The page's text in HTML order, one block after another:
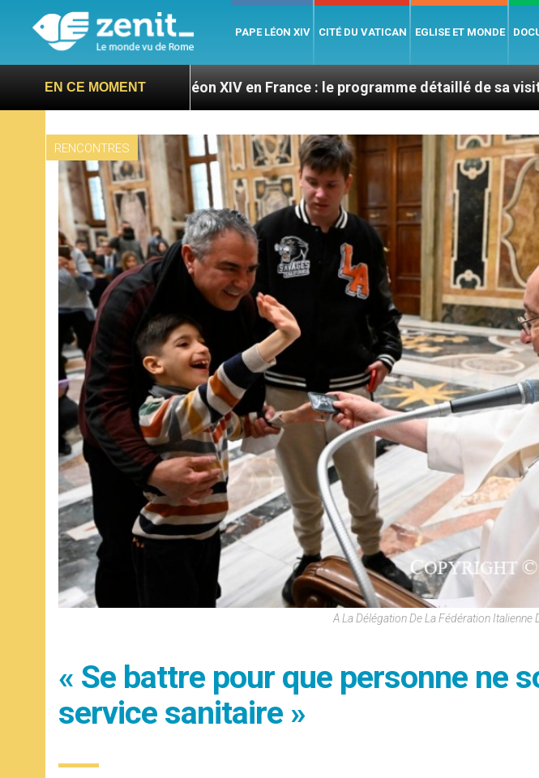
PAPE LÉON XIV CITÉ DU VATICAN EGLISE ET MONDE
EN CE MOMENT
Léon XIV en France : le programme détaillé de sa visite en septembre
RENCONTRES
A La Délégation De La Fédération
« Se battre pour que personne ne
service sanitaire »